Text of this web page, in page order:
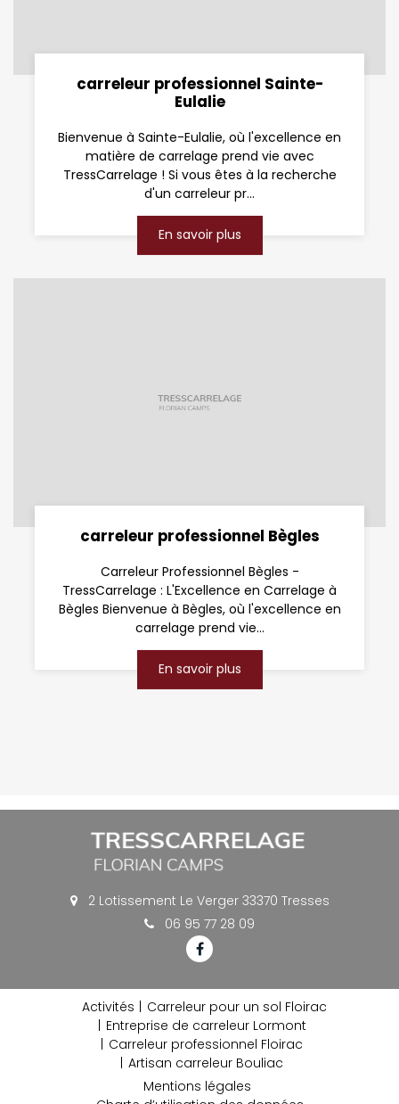
carreleur professionnel Sainte-
Eulalie
Bienvenue à Sainte-Eulalie, où l'excellence en
matière de carrelage prend vie avec
TressCarrelage ! Si vous êtes à la recherche
d'un carreleur pr...
En savoir plus
carreleur professionnel Bègles
Carreleur Professionnel Bègles -
TressCarrelage : L'Excellence en Carrelage à
Bègles Bienvenue à Bègles, où l'excellence en
carrelage prend vie...
En savoir plus
2 Lotissement Le Verger 33370 Tresses
06 95 77 28 09
Activités
Carreleur pour un sol Floirac
Entreprise de carreleur Lormont
Carreleur professionnel Floirac
Artisan carreleur Bouliac
Mentions légales